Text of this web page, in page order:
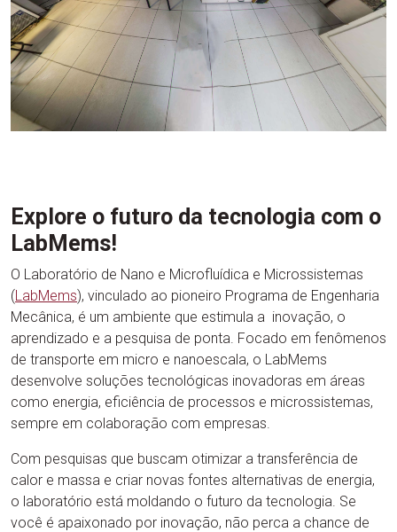
Explore o futuro da tecnologia com o
LabMems!
O Laboratório de Nano e Microfluídica e Microssistemas
(LabMems), vinculado ao pioneiro Programa de Engenharia
Mecânica, é um ambiente que estimula a inovação, o
aprendizado e a pesquisa de ponta. Focado em fenômenos
de transporte em micro e nanoescala, o LabMems
desenvolve soluções tecnológicas inovadoras em áreas
como energia, eficiência de processos e microssistemas,
sempre em colaboração com empresas.
Com pesquisas que buscam otimizar a transferência de
calor e massa e criar novas fontes alternativas de energia,
o laboratório está moldando o futuro da tecnologia. Se
você é apaixonado por inovação, não perca a chance de